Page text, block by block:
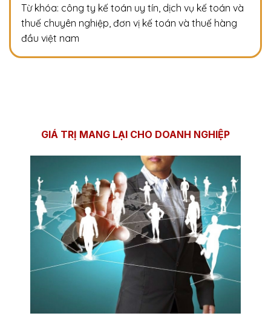
Từ khóa: công ty kế toán uy tín, dịch vụ kế toán và
thuế chuyên nghiệp, đơn vị kế toán và thuế hàng
đầu việt nam
GIÁ TRỊ MANG LẠI CHO DOANH NGHIỆP